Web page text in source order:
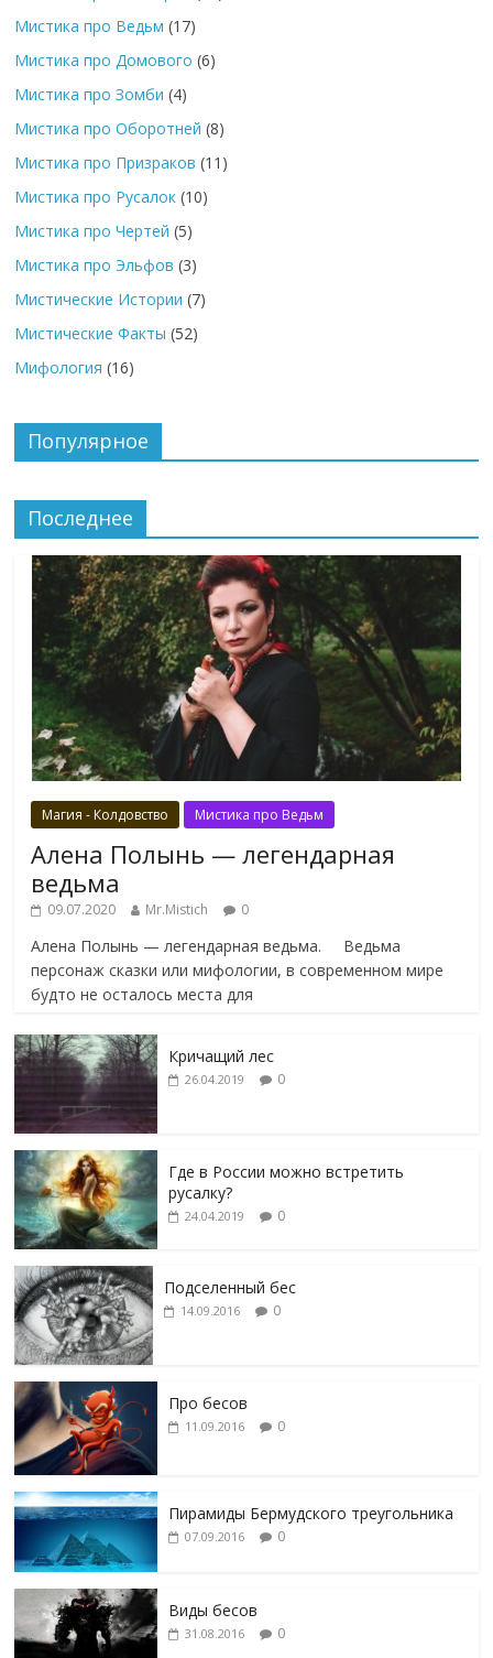
Мистика про Ведьм (17)
Мистика про Домового (6)
Мистика про Зомби (4)
Мистика про Оборотней (8)
Мистика про Призраков (11)
Мистика про Русалок (10)
Мистика про Чертей (5)
Мистика про Эльфов (3)
Мистические Истории (7)
Мистические Факты (52)
Мифология (16)
Популярное
Последнее
Магия - Колдовство Мистика про Ведьм
Алена Полынь — легендарная
ведьма
09.07.2020 Mr.Mistich 0
Алена Полынь — легендарная ведьма. Ведьма
персонаж сказки или мифологии, в современном мире
будто не осталось места для
Кричащий лес
26.04.2019 0
Где в России можно встретить
русалку?
24.04.2019 0
Подселенный бес
14.09.2016 0
Про бесов
11.09.2016 0
Пирамиды Бермудского треугольника
07.09.2016 0
Виды бесов
31.08.2016 0